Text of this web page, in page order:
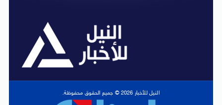
النيل للأخبار 2026 © جميع الحقوق محفوظة.